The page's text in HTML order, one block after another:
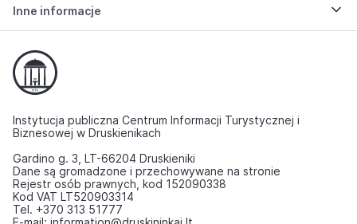
Inne informacje
Instytucja publiczna Centrum Informacji Turystycznej i
Biznesowej w Druskienikach
Gardino g. 3, LT-66204 Druskieniki
Dane są gromadzone i przechowywane na stronie
Rejestr osób prawnych, kod 152090338
Kod VAT LT520903314
Tel. +370 313 51777